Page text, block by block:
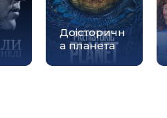
Доісторичн
а планета